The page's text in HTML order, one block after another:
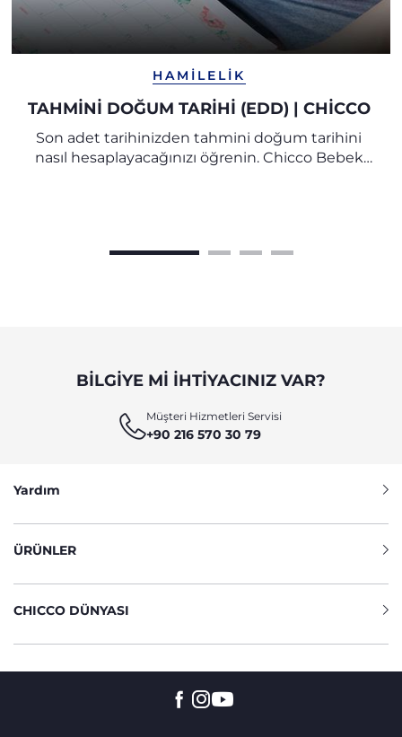
HAMILELIK
TAHMINI DOĞUM TARIHI (EDD) | CHICCO
Son adet tarihinizden tahmini doğum tarihini
nasıl hesaplayacağınızı öğrenin. Chicco Bebek
BILGIYE MI IHTIYACINIZ VAR?
Müşteri Hizmetleri Servisi
+90 216 570 30 79
Yardım
ÜRÜNLER
CHICCO DÜNYASI